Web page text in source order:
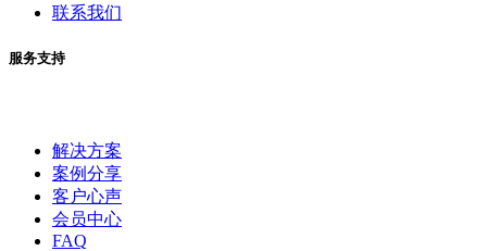
联系我们
服务支持
解决方案
案例分享
客户心声
会员中心
FAQ